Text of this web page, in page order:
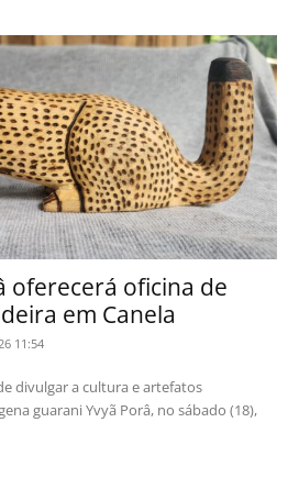
oferecerá oficina de
em Canela
11:54
divulgar a cultura e artefatos
guarani Yvyã Porâ, no sábado (18),